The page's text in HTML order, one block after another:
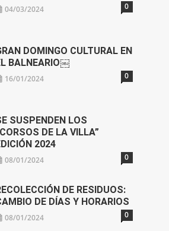
04/03/2024 0
DOMINGO CULTURAL EN
BALNEARIO￼
16/01/2024 0
SUSPENDEN LOS
DE LA VILLA”
2024
08/01/2024 0
DE RESIDUOS:
DE DÍAS Y HORARIOS
08/01/2024 0